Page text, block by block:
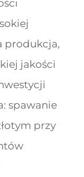
produkcja,
jakości
spawanie
przy